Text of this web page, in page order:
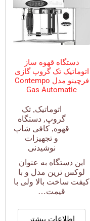
دستگاه قهوه ساز
اتوماتیک تک گروپ گازی
فرچینو مدل Contempo
Gas Automatic
اتوماتیک,تک
گروپ,دستگاه
قهوه, کافی شاپ
و تجهیزات
نوشیدنی
این دستگاه به عنوان
لوکس ترین مدل و با
کیفت ساخت بالا ولی با
قیمت…
اطلاعات بیشتر